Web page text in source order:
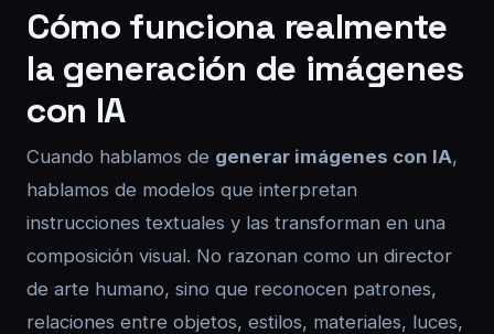
Cómo funciona realmente
la generación de imágenes
con IA
Cuando hablamos de generar imágenes con IA,
hablamos de modelos que interpretan
instrucciones textuales y las transforman en una
composición visual. No razonan como un director
de arte humano, sino que reconocen patrones,
relaciones entre objetos, estilos, materiales, luces,